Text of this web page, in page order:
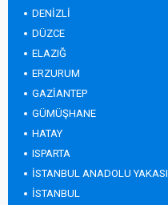
DENİZLİ
DÜZCE
ELAZIĞ
ERZURUM
GAZİANTEP
GÜMÜŞHANE
HATAY
ISPARTA
İSTANBUL ANADOLU YAKASI
İSTANBUL